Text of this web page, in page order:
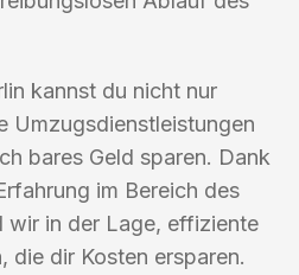
kannst du nicht nur
Umzugsdienstleistungen
bares Geld sparen. Dank
im Bereich des
wir in der Lage, effiziente
die dir Kosten ersparen.